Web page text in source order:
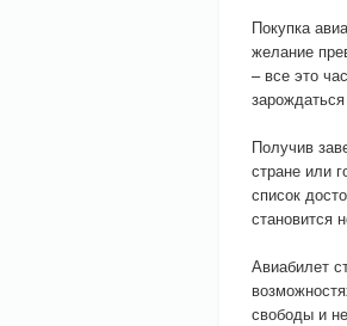
Покупка
желание
– все это
Получив
стране или
список
становится
Авиабилет
свободы и